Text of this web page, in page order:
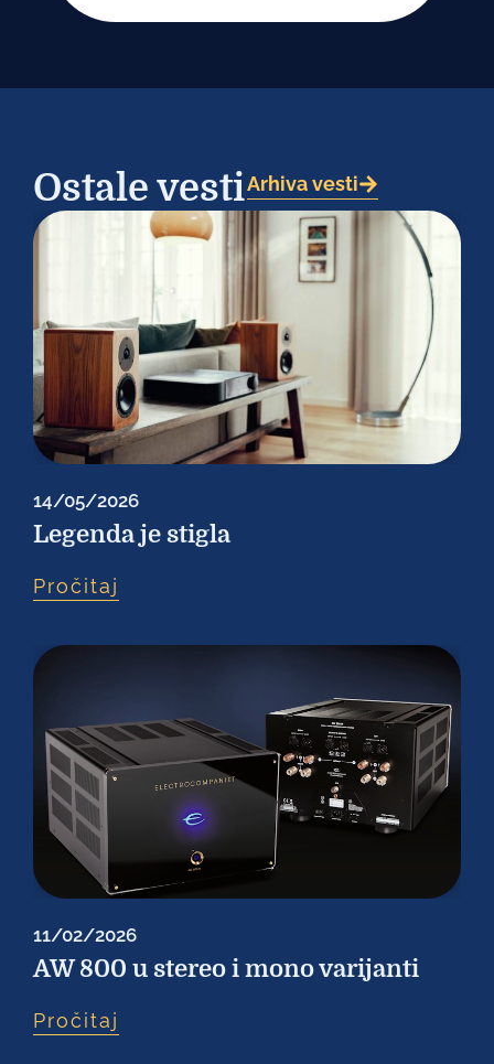
Ostale vestiArhiva vesti
14/05/2026
Legenda je stigla
Pročitaj
11/02/2026
AW 800 u stereo i mono varijanti
Pročitaj